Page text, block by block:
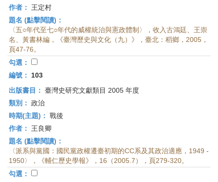
作者：
王定村
題名 (點擊閱讀)：
〈五○年代至七○年代的威權統治與憲政體制〉，收入古鴻廷、王崇
名、黃書林編，《臺灣歷史與文化（九）》，臺北：稻鄉，2005，
頁47-76。
勾選：
編號：
103
出版書目： 臺灣史研究文獻類目 2005 年度
類別： 政治
時期(主題)： 戰後
作者：
王良卿
題名 (點擊閱讀)：
〈派系與黨國：國民黨政權遷臺初期的CC系及其政治適應，1949 -
1950〉，《輔仁歷史學報》，16（2005.7），頁279-320。
勾選：